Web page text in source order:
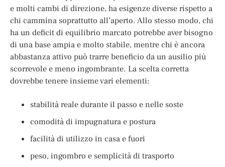
e molti cambi di direzione, ha esigenze diverse rispetto a
chi cammina soprattutto all’aperto. Allo stesso modo, chi
ha un deficit di equilibrio marcato potrebbe aver bisogno
di una base ampia e molto stabile, mentre chi è ancora
abbastanza attivo può trarre beneficio da un ausilio più
scorrevole e meno ingombrante. La scelta corretta
dovrebbe tenere insieme vari elementi:
stabilità reale durante il passo e nelle soste
comodità di impugnatura e postura
facilità di utilizzo in casa e fuori
peso, ingombro e semplicità di trasporto